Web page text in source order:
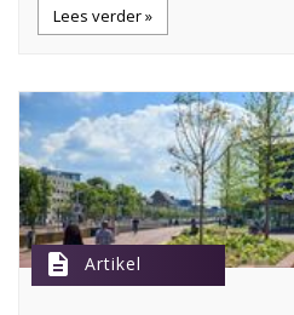
Lees verder »
description Artikel